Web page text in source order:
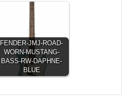
FENDER-JMJ-ROAD-
WORN-MUSTANG-
BASS-RW-DAPHNE-
BLUE